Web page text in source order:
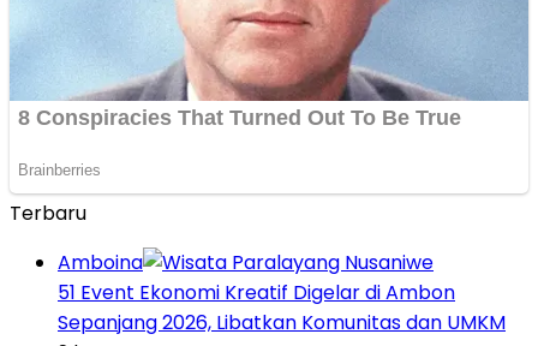
Terbaru
Amboina
51 Event Ekonomi Kreatif Digelar di Ambon
Sepanjang 2026, Libatkan Komunitas dan UMKM